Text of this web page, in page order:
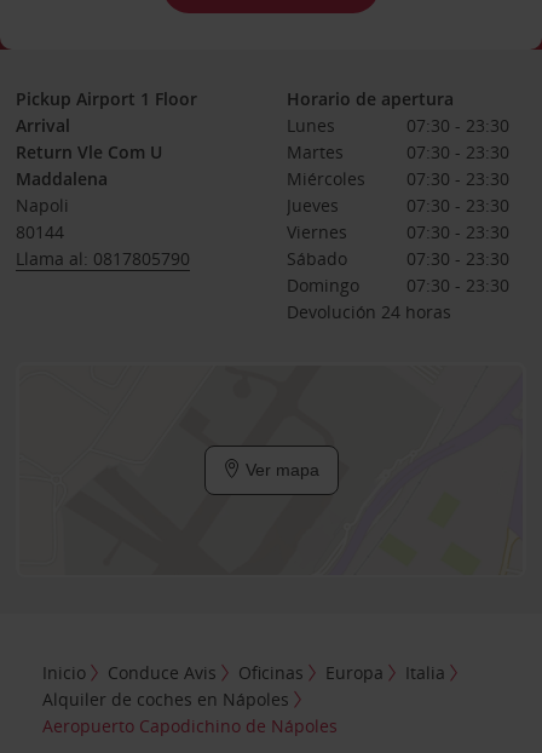
Pickup Airport 1 Floor
Arrival
Return Vle Com U
Maddalena
Napoli
80144
Llama al: 0817805790
Horario de apertura
Lunes
07:30 - 23:30
Martes
07:30 - 23:30
Miércoles
07:30 - 23:30
Jueves
07:30 - 23:30
Viernes
07:30 - 23:30
Sábado
07:30 - 23:30
Domingo
07:30 - 23:30
Devolución 24 horas
Ver mapa
Inicio Conduce Avis Oficinas Europa
Italia
Alquiler de coches en Nápoles
Aeropuerto Capodichino de Nápoles